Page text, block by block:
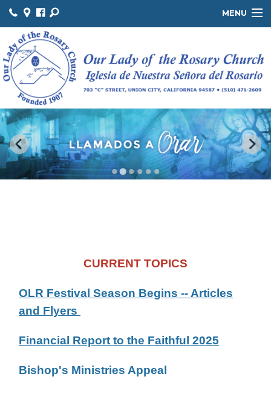
MENU
ABOUT US / SOBRE NOSOTROS
THE OFFICE / LA OFICINA
MINISTRIES / MINISTERIOS
FACILITIES / INSTALACIONES
CURRENT TOPICS
OLR Festival Season Begins -- Articles
and Flyers
Financial Report to the Faithful 2025
Bishop's Ministries Appeal